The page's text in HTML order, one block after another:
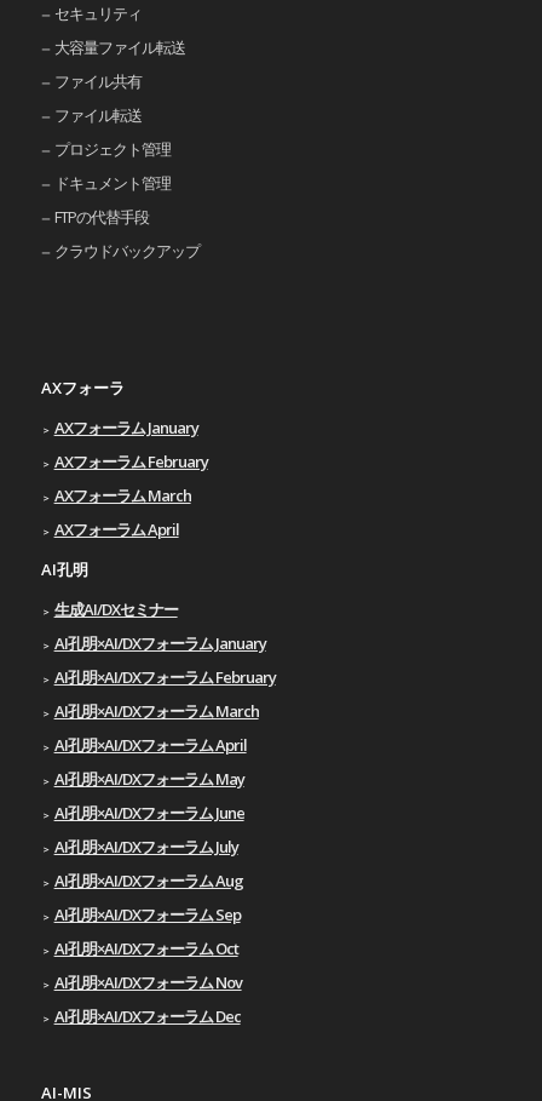
セキュリティ
大容量ファイル転送
ファイル共有
ファイル転送
プロジェクト管理
ドキュメント管理
FTPの代替手段
クラウドバックアップ
AXフォーラ
AXフォーラム January
AXフォーラム February
AXフォーラム March
AXフォーラム April
AI孔明
生成AI/DXセミナー
AI孔明×AI/DXフォーラム January
AI孔明×AI/DXフォーラム February
AI孔明×AI/DXフォーラム March
AI孔明×AI/DXフォーラム April
AI孔明×AI/DXフォーラム May
AI孔明×AI/DXフォーラム June
AI孔明×AI/DXフォーラム July
AI孔明×AI/DXフォーラム Aug
AI孔明×AI/DXフォーラム Sep
AI孔明×AI/DXフォーラム Oct
AI孔明×AI/DXフォーラム Nov
AI孔明×AI/DXフォーラム Dec
AI-MIS